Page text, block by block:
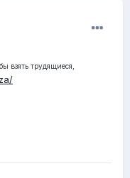
взять трудящиеся,